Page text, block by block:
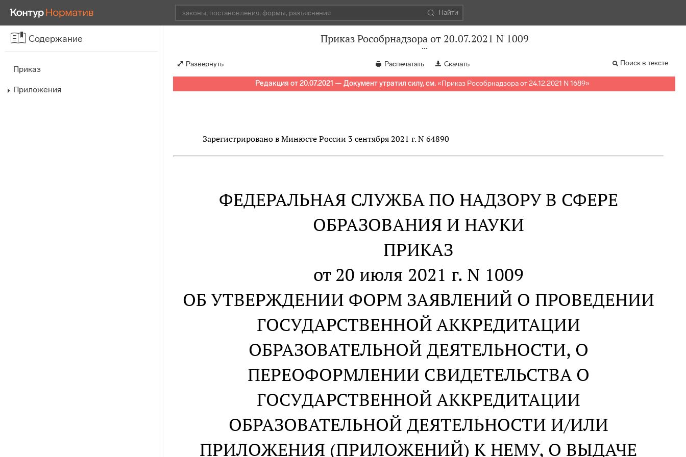
Найти
Содержание
Приказ
Приложения
Приказ Рособрнадзора от 20.07.2021 N 1009
Развернуть Распечатать Скачать Поиск в тексте
Редакция от 20.07.2021 — Документ утратил силу, см.«Приказ Рособрнадзора от 24.12.2021 N 1689»
Зарегистрировано в Минюсте России 3 сентября 2021 г. N 64890
ФЕДЕРАЛЬНАЯ СЛУЖБА ПО НАДЗОРУ В СФЕРЕ
ОБРАЗОВАНИЯ И НАУКИ
ПРИКАЗ
от 20 июля 2021 г. N 1009
ОБ УТВЕРЖДЕНИИ ФОРМ ЗАЯВЛЕНИЙ О ПРОВЕДЕНИИ
ГОСУДАРСТВЕННОЙ АККРЕДИТАЦИИ
ОБРАЗОВАТЕЛЬНОЙ ДЕЯТЕЛЬНОСТИ, О
ПЕРЕОФОРМЛЕНИИ СВИДЕТЕЛЬСТВА О
ГОСУДАРСТВЕННОЙ АККРЕДИТАЦИИ
ОБРАЗОВАТЕЛЬНОЙ ДЕЯТЕЛЬНОСТИ И/ИЛИ
ПРИЛОЖЕНИЯ (ПРИЛОЖЕНИЙ) К НЕМУ, О ВЫДАЧЕ